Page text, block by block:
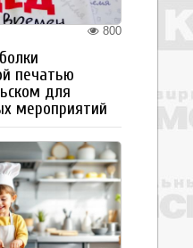
800
печатью
для
мероприятий